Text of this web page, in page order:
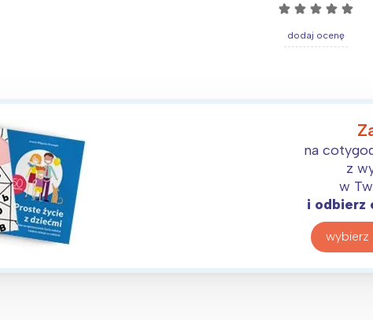
☆ ☆ ☆ ☆ ☆
dodaj ocenę
na
z
w
i odbierz
wybierz